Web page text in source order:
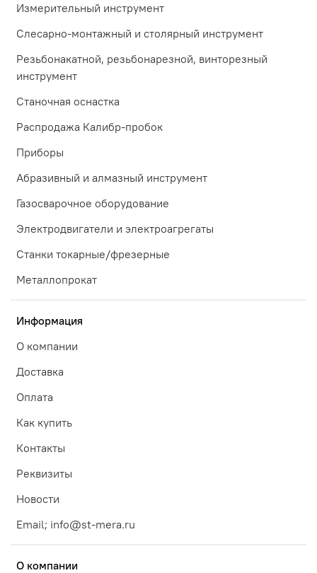
Измерительный инструмент
Слесарно-монтажный и столярный инструмент
Резьбонакатной, резьбонарезной, винторезный
инструмент
Станочная оснастка
Распродажа Калибр-пробок
Приборы
Абразивный и алмазный инструмент
Газосварочное оборудование
Электродвигатели и электроагрегаты
Станки токарные/фрезерные
Металлопрокат
Информация
О компании
Доставка
Оплата
Как купить
Контакты
Реквизиты
Новости
Email; info@st-mera.ru
О компании